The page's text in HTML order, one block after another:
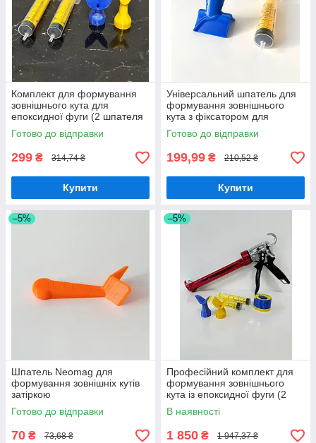
Комплект для формування
зовнішнього кута для
епоксидної фуги (2 шпателя
+ 2 шприця)
Готово до відправки
299 ₴ 314,74 ₴
Купити
Універсальний шпатель для
формування зовнішнього
кута з фіксатором для
шприця v. 2.0
Готово до відправки
199,99 ₴ 210,52 ₴
Купити
–5%
Шпатель Neomag для
формування зовнішніх кутів
затіркою
Готово до відправки
70 ₴ 73,68 ₴
–5%
Професійний комплект для
формування зовнішнього
кута із епоксидної фуги (2
шпателя + 2 шприця+тримач
шприця+ пістолет Tajima)
В наявності
1 850 ₴ 1 947,37 ₴